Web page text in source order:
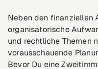
Neben den finanziellen
organisatorische
und rechtliche Themen
vorausschauende
Bevor Du eine